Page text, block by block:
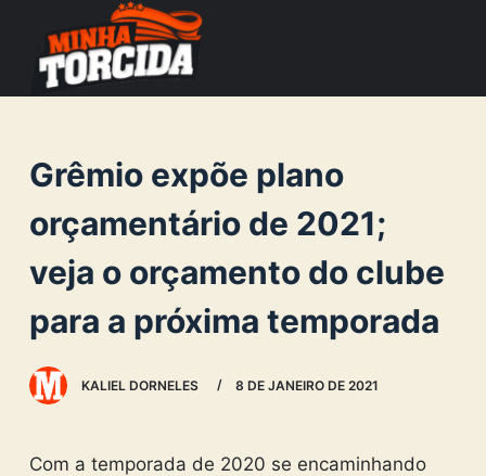
o
o
n
Grêmio expõe plano
orçamentário de 2021;
veja o orçamento do clube
para a próxima temporada
KALIEL DORNELES 8 DE JANEIRO DE 2021
Com a temporada de 2020 se encaminhando